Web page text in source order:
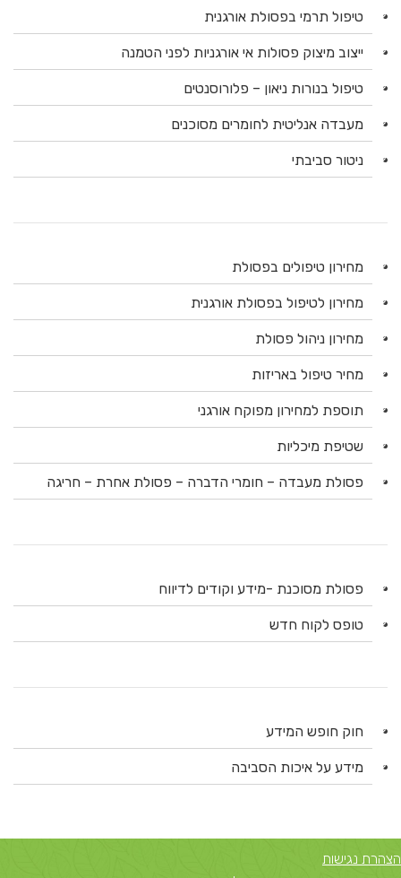
טיפול תרמי בפסולת אורגנית
ייצוב מיצוק פסולות אי אורגניות לפני הטמנה
טיפול בנורות ניאון – פלורוסנטים
מעבדה אנליטית לחומרים מסוכנים
ניטור סביבתי
מחירון טיפולים בפסולת
מחירון לטיפול בפסולת אורגנית
מחירון ניהול פסולת
מחיר טיפול באריזות
תוספת למחירון מפוקח אורגני
שטיפת מיכליות
פסולת מעבדה – חומרי הדברה – פסולת אחרת – חריגה
פסולת מסוכנת -מידע וקודים לדיווח
טופס לקוח חדש
חוק חופש המידע
מידע על איכות הסביבה
הצהרת נגישות